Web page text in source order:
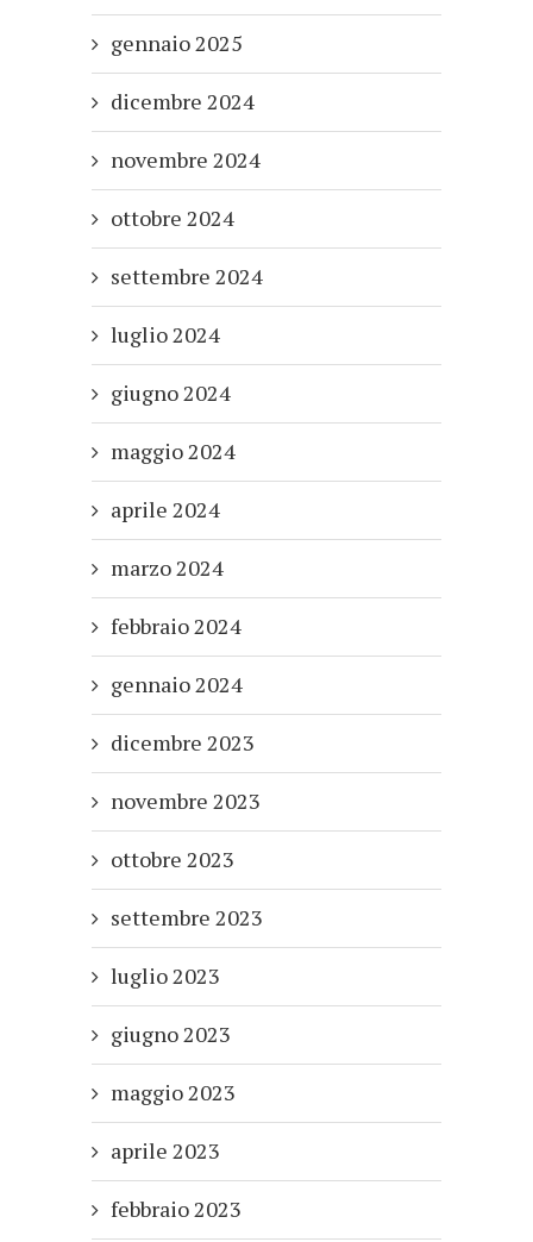
gennaio 2025
dicembre 2024
novembre 2024
ottobre 2024
settembre 2024
luglio 2024
giugno 2024
maggio 2024
aprile 2024
marzo 2024
febbraio 2024
gennaio 2024
dicembre 2023
novembre 2023
ottobre 2023
settembre 2023
luglio 2023
giugno 2023
maggio 2023
aprile 2023
febbraio 2023